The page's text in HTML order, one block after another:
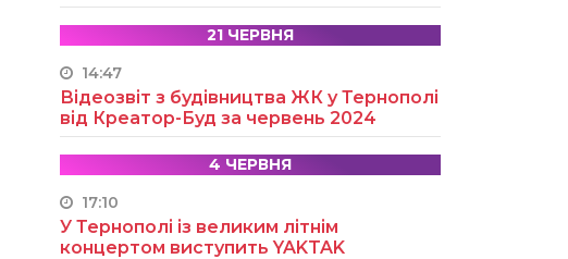
21 ЧЕРВНЯ
14:47
Відеозвіт з будівництва ЖК у Тернополі
від Креатор-Буд за червень 2024
4 ЧЕРВНЯ
17:10
У Тернополі із великим літнім
концертом виступить YAKTAK